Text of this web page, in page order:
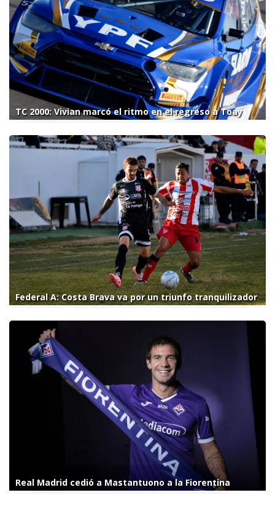
TC 2000: Vivian marcó el ritmo en el regreso a Toay
Federal A: Costa Brava va por un triunfo tranquilizador
Real Madrid cedió a Mastantuono a la Fiorentina